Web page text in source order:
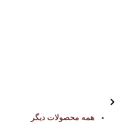
همه محصولات دیگر